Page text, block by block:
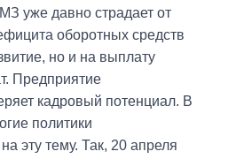
уже давно страдает от
оборотных средств
но и на выплату
Предприятие
кадровый потенциал. В
политики
эту тему. Так, 20 апреля